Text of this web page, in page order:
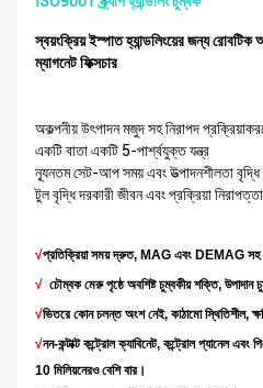
স্বয়ংক্রিয় ইস্পাত হ্যান্ডলিংয়ের জন্য রোবটিক
ম্যাগনেট ফিক্সচার
অকল্পনীয় উৎপাদন মজুদ সহ নিরাপদ
একটি বাতা একটি 5-পার্শ্বযুক্ত যন্ত্র
ন্যূনতম সেট-আপ সময় এবং উত্পাদনশীলতা বৃদ্ধি
টুল বৃদ্ধি দরকারী জীবন এবং প্রক্রিয়া নিরাপত্তা
√প্রতিক্রিয়া সময় দ্রুত, MAG এবং DEMAG সহ
√ চৌম্বক মেরু পৃষ্ঠে অবশিষ্ট চুম্বকীয় শক্তি, উপাদান
√ভিতরে কোন চলন্ত অংশ নেই, কাঠামো স্থিতিশীল,
√নন-কন্টাক্ট কন্ট্রোল ক্যাবিনেট, কন্ট্রোল প্যানেল এবং
10 মিলিয়নেরও বেশি বার।